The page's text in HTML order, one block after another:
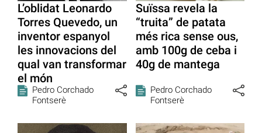
L’oblidat Leonardo
Torres Quevedo, un
inventor espanyol
les innovacions del
qual van transformar
el món
Pedro Corchado
Fontserè
Suïssa revela la
“truita” de patata
més rica sense ous,
amb 100g de ceba i
40g de mantega
Pedro Corchado
Fontserè